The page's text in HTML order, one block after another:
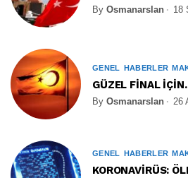
By Osmanarslan 18
GENEL HABERLER
GÜZEL FİNAL
By Osmanarslan 26
GENEL HABERLER
KORONAVİRÜS: